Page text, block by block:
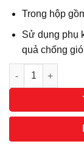
Trong hộp
Sử dụng phụ
quả chống
Số lượng